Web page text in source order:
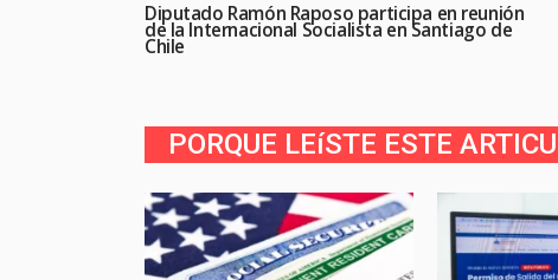
Diputado Ramón Raposo participa en reunión
de la Internacional Socialista en Santiago de
Chile
PORQUE LEíSTE ESTE